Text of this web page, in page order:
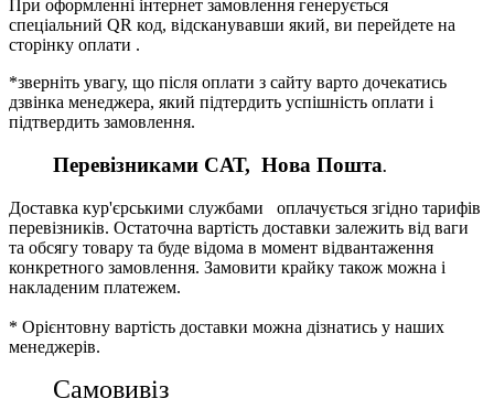
При оформленні інтернет замовлення генерується
спеціальний QR код, відсканувавши який, ви перейдете на
сторінку оплати .
*зверніть увагу, що після оплати з сайту варто дочекатись
дзвінка менеджера, який підтердить успішність оплати і
підтвердить замовлення.
Перевізниками CАТ, Нова Пошта.
Доставка кур'єрськими службами оплачується згідно тарифів
перевізників. Остаточна вартість доставки залежить від ваги
та обсягу товару та буде відома в момент відвантаження
конкретного замовлення. Замовити крайку також можна і
накладеним платежем.
* Орієнтовну вартість доставки можна дізнатись у наших
менеджерів.
Самовивіз